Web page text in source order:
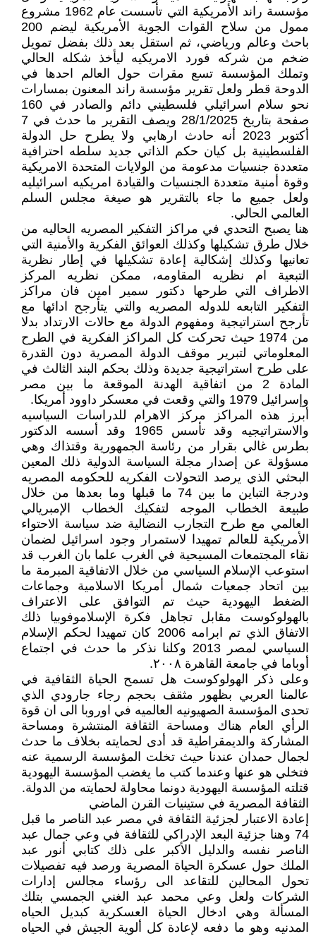
مؤسسة راند الأمريكية التي تأسست عام 1962 مشروع
ممول من سلاح القوات الجوية الأمريكية ليضم 200
باحث وعالم ورياضي، ثم استقل بعد ذلك بفضل تمويل
ضخم من شركه فورد الامريكيه ليأخذ شكله الحالي
وتملك المؤسسة تسع مقرات حول العالم احدها في
الدوحة قطر ولعل تقرير مؤسسة راند المعنون بمسارات
نحو سلام اسرائيلي فلسطيني دائم والصادر في 160
صفحة بتاريخ 28/1/2025 ويصف التقرير ما حدث في 7
أكتوبر 2023 أنه حادث ارهابي ولا يطرح حل الدولة
الفلسطينية بل كيان حكم الذاتي جديد سلطه احترافية
متعددة جنسيات مدعومة من الولايات المتحدة الامريكية
وقوة أمنية متعددة الجنسيات والقيادة امريكيه اسرائيليه
ولعل جميع ما جاء بالتقرير هو صيغة مجلس السلم
العالمي الحالي.
هنا يصبح التحدي في مراكز التفكير المصريه الحاليه من
خلال طرق تشكيلها وكذلك العوائق الفكرية والأمنية التي
تعانيها وكذلك إشكالية إعادة تشكيلها في إطار نظرية
التبعية ام نظريه المقاومه، ممكن نظريه المركز
الاطراف التي طرحها دكتور سمير امين فان مراكز
التفكير التابعه للدوله المصريه والتي يتأرجح ادائها مع
تأرجح استراتيجية ومفهوم الدولة مع حالات الارتداد بدلا
من 1974 حيث تحركت كل المراكز الفكرية في الطرح
المعلوماتي لتبرير موقف الدولة المصرية دون القدرة
على طرح استراتيجية جديدة وذلك بحكم البند الثالث في
المادة 2 من اتفاقية الهدنة الموقعة ما بين مصر
وإسرائيل 1979 والتي وقعت في معسكر داوود أمريكا.
أبرز هذه المراكز مركز الاهرام للدراسات السياسيه
والاستراتيجيه وقد تأسس 1965 وقد أسسه الدكتور
بطرس غالي بقرار من رئاسة الجمهورية وقتذاك وهي
مسؤولة عن إصدار مجلة السياسة الدولية ذلك المعين
البحثي الذي يرصد التحولات الفكريه للحكومه المصريه
ودرجة التباين ما بين 74 ما قبلها وما بعدها من خلال
طبيعة الخطاب الموجه لتفكيك الخطاب الإمبريالي
العالمي مع طرح التجارب النضالية ضد سياسة الاحتواء
الأمريكية للعالم تمهيدا لاستمرار وجود اسرائيل لضمان
نقاء المجتمعات المسيحية في الغرب علما بان الغرب قد
استوعب الإسلام السياسي من خلال الاتفاقية المبرمة ما
بين اتحاد جمعيات شمال أمريكا الاسلامية وجماعات
الضغط اليهودية حيث تم التوافق على الاعتراف
بالهولوكوست مقابل تجاهل فكرة الإسلاموفوبيا ذلك
الاتفاق الذي تم ابرامه 2006 كان تمهيدا لحكم الإسلام
السياسي لمصر 2013 وكلنا نذكر ما حدث في اجتماع
أوباما في جامعة القاهرة ٢٠٠٨.
وعلى ذكر الهولوكوست هل تسمح الحياة الثقافية في
عالمنا العربي بظهور مثقف بحجم رجاء جارودي الذي
تحدى المؤسسة الصهيونيه العالميه في اوروبا الى ان قوة
الرأي العام هناك ومساحة الثقافة المنتشرة ومساحة
المشاركة والديمقراطية قد أدى لحمايته بخلاف ما حدث
لجمال حمدان عندنا حيث تخلت المؤسسة الرسمية عنه
فتخلي هو عنها وعندما كتب ما يغضب المؤسسة اليهودية
قتلته المؤسسة اليهودية دونما محاولة لحمايته من الدولة.
الثقافة المصرية في ستينيات القرن الماضي
إعادة الاعتبار لجزئية الثقافة في مصر عبد الناصر ما قبل
74 وهنا جزئية البعد الإدراكي للثقافة في وعي جمال عبد
الناصر نفسه والدليل الأكبر على ذلك كتابي أنور عبد
الملك حول عسكرة الحياة المصرية ورصد فيه تفصيلات
تحول المحالين للتقاعد الى رؤساء مجالس إدارات
الشركات ولعل وعي محمد عبد الغني الجمسي بتلك
المسألة وهي ادخال الحياة العسكرية كبديل الحياه
المدنيه وهو ما دفعه لإعادة كل ألوية الجيش في الحياه